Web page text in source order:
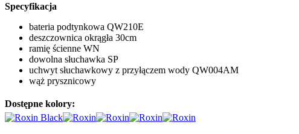
Specyfikacja
bateria podtynkowa QW210E
deszczownica okrągła 30cm
ramię ścienne WN
dowolna słuchawka SP
uchwyt słuchawkowy z przyłączem wody QW004AM
wąż prysznicowy
Dostępne kolory: